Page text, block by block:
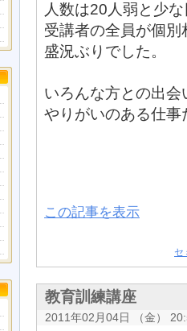
人数は20人弱と少
受講者の全員が個
盛況ぶりでした。
いろんな方との出会
やりがいのある仕
この記事を表示
セ
教育訓練講座
2011年02月04日 （金）